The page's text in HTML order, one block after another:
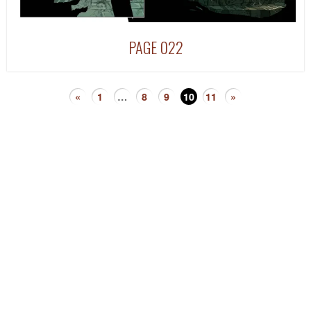
PAGE 022
« 1 … 8 9 10 11 »